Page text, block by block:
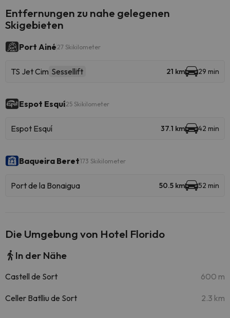
Entfernungen zu nahe gelegenen
Skigebieten
Port Ainé 27 Skikilometer
TS Jet Cim Sessellift 21 km 29 min
Espot Esquí25 Skikilometer
Espot Esquí 37.1 km 42 min
Baqueira Beret173 Skikilometer
Port de la Bonaigua 50.5 km 52 min
Die Umgebung von Hotel Florido
In der Nähe
Castell de Sort 600 m
Celler Batlliu de Sort 2.3 km